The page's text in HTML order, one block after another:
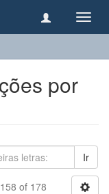
por
Ir
of 178